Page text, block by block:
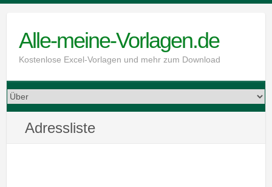
contentAlle-meine-Vorlagen.de
Kostenlose Excel-Vorlagen und mehr zum Download
Adressliste